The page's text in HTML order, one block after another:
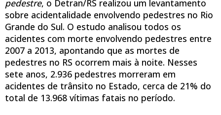
pedestre, o Detran/RS realizou um levantamento
sobre acidentalidade envolvendo pedestres no Rio
Grande do Sul. O estudo analisou todos os
acidentes com morte envolvendo pedestres entre
2007 a 2013, apontando que as mortes de
pedestres no RS ocorrem mais à noite. Nesses
sete anos, 2.936 pedestres morreram em
acidentes de trânsito no Estado, cerca de 21% do
total de 13.968 vítimas fatais no período.